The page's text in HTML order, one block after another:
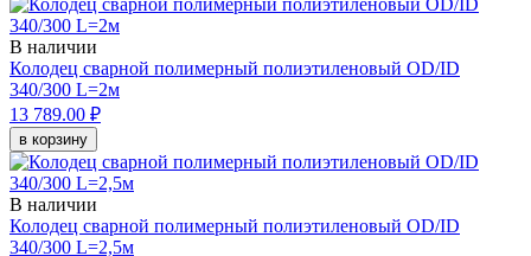
В наличии
Колодец сварной полимерный полиэтиленовый OD/ID
340/300 L=2м
13 789.00 ₽
в корзину
В наличии
Колодец сварной полимерный полиэтиленовый OD/ID
340/300 L=2,5м